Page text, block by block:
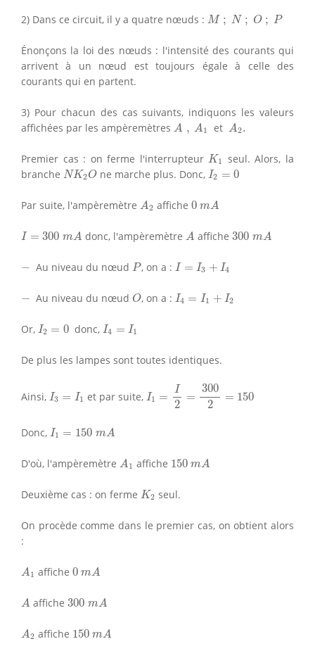
2) Dans ce circuit, il y a quatre nœuds : M ; N ; O ; P
M; N ;O P
Énonçons la loi des nœuds : l'intensité des courants qui
arrivent à un nœud est toujours égale à celle des
courants qui en partent.
3) Pour chacun des cas suivants, indiquons les valeurs
affichées par les ampèremètres A , A1
A 1 et A2.
A
Premier cas : on ferme l'interrupteur K1
K1
seul. Alors, la
branche NK2O
NK2 O ne marche plus. Donc, I2 = 0
I2=
Par suite, l'ampèremètre A2
A affiche 0 mA
0m A
I = 300 mA
I= 300mA donc, l'ampèremètre A
A affiche300 mA
300m A
−
− Au niveau du nœud P
P, on a : I = I3 + I4
I= + 4
−
− Au niveau du nœud O
O, on a : I4 = I1 + I2
I4 1+ 2
Or, I2 = 0
I2 donc, I4 = I1
I4 1
De plus les lampes sont toutes identiques.
Ainsi, I3 = I1
I3 1 et par suite, I1 =
I
2
=
300
2
= 150
= 2=150
Donc, I1 = 150 mA
I1 150mA
D'où, l'ampèremètre A1
A affiche 150 mA
150m A
Deuxième cas : on ferme K2
K2 seul.
On procède comme dans le premier cas, on obtient alors
:
A1
A affiche 0 mA
0m A
A
A affiche 300 mA
300m A
A2
A affiche 150 mA
150m A